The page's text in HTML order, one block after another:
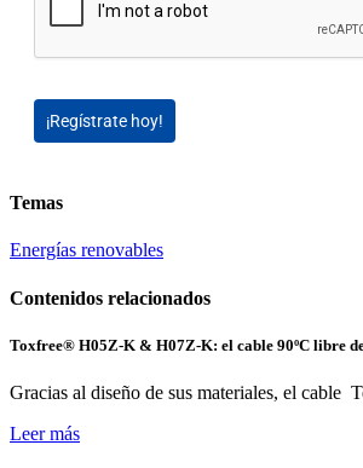
¡Regístrate hoy!
Temas
Energías renovables
Contenidos relacionados
Toxfree® H05Z-K & H07Z-K: el cable 90ºC libre
Gracias al diseño de sus materiales, el cable
Leer más